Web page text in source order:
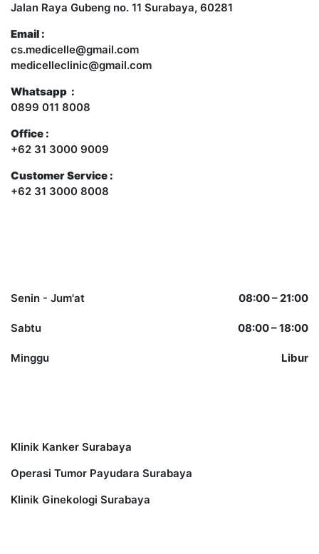
Jalan Raya Gubeng no. 11 Surabaya, 60281
Email :
cs.medicelle@gmail.com
medicelleclinic@gmail.com
Whatsapp :
0899 011 8008
Office :
+62 31 3000 9009
Customer Service :
+62 31 3000 8008
Senin - Jum'at 08:00 – 21:00
Sabtu 08:00 – 18:00
Minggu Libur
Klinik Kanker Surabaya
Operasi Tumor Payudara Surabaya
Klinik Ginekologi Surabaya